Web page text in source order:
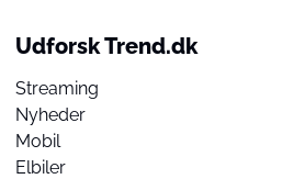
Udforsk Trend.dk
Streaming
Nyheder
Mobil
Elbiler